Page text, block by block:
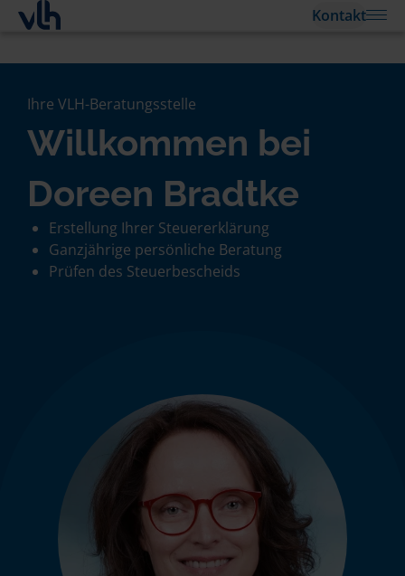
Kontakt
Ihre VLH-Beratungsstelle
Willkommen bei
Doreen Bradtke
Erstellung Ihrer Steuererklärung
Ganzjährige persönliche Beratung
Prüfen des Steuerbescheids